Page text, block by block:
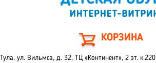
КОРЗИНА
Тула, ул. Вильмса, д. 32, ТЦ «Континент», 2 эт. к.220